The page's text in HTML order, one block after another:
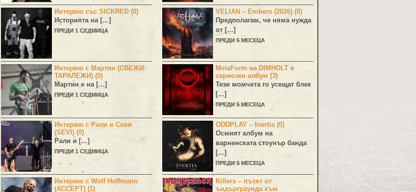
Интервю със SICKRED (0)
Историята на […]
ПРЕДИ 1 СЕДМИЦА
Интервю с Мартин (СВЕЖИ
ТАРАЛЕЖИ) (0)
Мартин е на […]
ПРЕДИ 1 СЕДМИЦА
Интервю с Рали и Севи
(SEVI) (0)
Рали и […]
ПРЕДИ 1 СЕДМИЦА
Интервю с Wolf Hoffmann
(ACCEPT) (1)
VELIAN – Embers (2026) (0)
Предполагам, че няма нужда
от […]
ПРЕДИ 5 МЕСЕЦА
MetaForm на DIMHOLT е
сериозен албум (3)
Тези момчета го усещат блек
[…]
ПРЕДИ 5 МЕСЕЦА
ODDPLAY – Inertia (0)
Осмият албум на
варненската стоунър банда
[…]
ПРЕДИ 5 МЕСЕЦА
Killers – пътят от
ъндърграунда към